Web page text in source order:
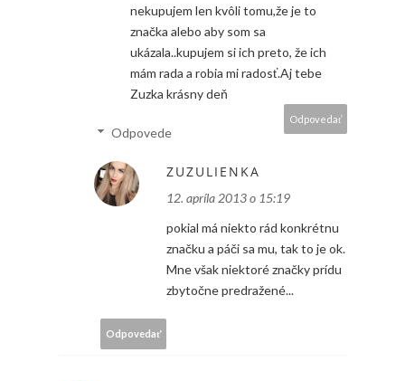
nekupujem len kvôli tomu,že je to
značka alebo aby som sa
ukázala..kupujem si ich preto, že ich
mám rada a robia mi radosť.Aj tebe
Zuzka krásny deň
Odpovedať
Odpovede
ZUZULIENKA
12. apríla 2013 o 15:19
pokial má niekto rád konkrétnu
značku a páči sa mu, tak to je ok.
Mne však niektoré značky prídu
zbytočne predražené...
Odpovedať